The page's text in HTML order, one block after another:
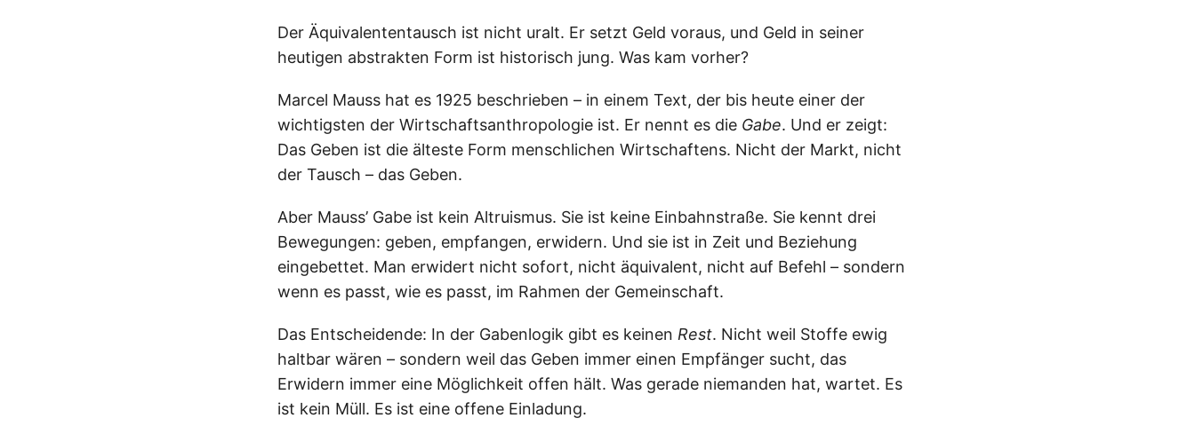
Der Äquivalententausch ist nicht uralt. Er setzt Geld voraus, und Geld in seiner
heutigen abstrakten Form ist historisch jung. Was kam vorher?
Marcel Mauss hat es 1925 beschrieben – in einem Text, der bis heute einer der
wichtigsten der Wirtschaftsanthropologie ist. Er nennt es die Gabe. Und er zeigt:
Das Geben ist die älteste Form menschlichen Wirtschaftens. Nicht der Markt, nicht
der Tausch – das Geben.
Aber Mauss’ Gabe ist kein Altruismus. Sie ist keine Einbahnstraße. Sie kennt drei
Bewegungen: geben, empfangen, erwidern. Und sie ist in Zeit und Beziehung
eingebettet. Man erwidert nicht sofort, nicht äquivalent, nicht auf Befehl – sondern
wenn es passt, wie es passt, im Rahmen der Gemeinschaft.
Das Entscheidende: In der Gabenlogik gibt es keinen Rest. Nicht weil Stoffe ewig
haltbar wären – sondern weil das Geben immer einen Empfänger sucht, das
Erwidern immer eine Möglichkeit offen hält. Was gerade niemanden hat, wartet. Es
ist kein Müll. Es ist eine offene Einladung.